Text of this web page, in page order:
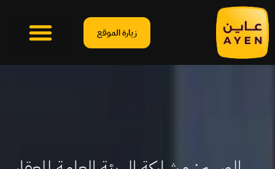
زيارة الموقع